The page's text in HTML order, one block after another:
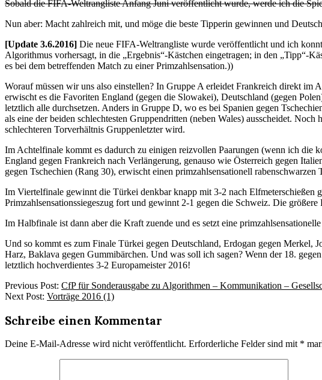
Sobald die FIFA-Weltrangliste Anfang Juni veröffentlicht wurde, werde ich die
Nun aber: Macht zahlreich mit, und möge die beste Tipperin gewinnen und
[Update 3.6.2016] Die neue FIFA-Weltrangliste wurde veröffentlicht und ich
Algorithmus vorhersagt, in die „Ergebnis“-Kästchen eingetragen; in den „Tipp“-
es bei dem betreffenden Match zu einer Primzahlsensation.))
Worauf müssen wir uns also einstellen? In Gruppe A erleidet Frankreich direkt
erwischt es die Favoriten England (gegen die Slowakei), Deutschland (gegen
letztlich alle durchsetzen. Anders in Gruppe D, wo es bei Spanien gegen
als eine der beiden schlechtesten Gruppendritten (neben Wales) ausscheidet.
schlechteren Torverhältnis Gruppenletzter wird.
Im Achtelfinale kommt es dadurch zu einigen reizvollen Paarungen (wenn ich die
England gegen Frankreich nach Verlängerung, genauso wie Österreich gegen
gegen Tschechien (Rang 30), erwischt einen primzahlsensationell
Im Viertelfinale gewinnt die Türkei denkbar knapp mit 3-2 nach Elfmeterschießen
Primzahlsensationssiegeszug fort und gewinnt 2-1 gegen die Schweiz. Die
Im Halbfinale ist dann aber die Kraft zuende und es setzt eine
Und so kommt es zum Finale Türkei gegen Deutschland, Erdogan gegen
Harz, Baklava gegen Gummibärchen. Und was soll ich sagen? Wenn der 18.
letztlich hochverdientes 3-2 Europameister 2016!
2016-
06-
Previous Post: CfP für Sonderausgabe zu Algorithmen – Kommunikation –
Next Post: Vorträge 2016 (1)
Schreibe einen Kommentar
Deine E-Mail-Adresse wird nicht veröffentlicht. Erforderliche Felder sind mit *